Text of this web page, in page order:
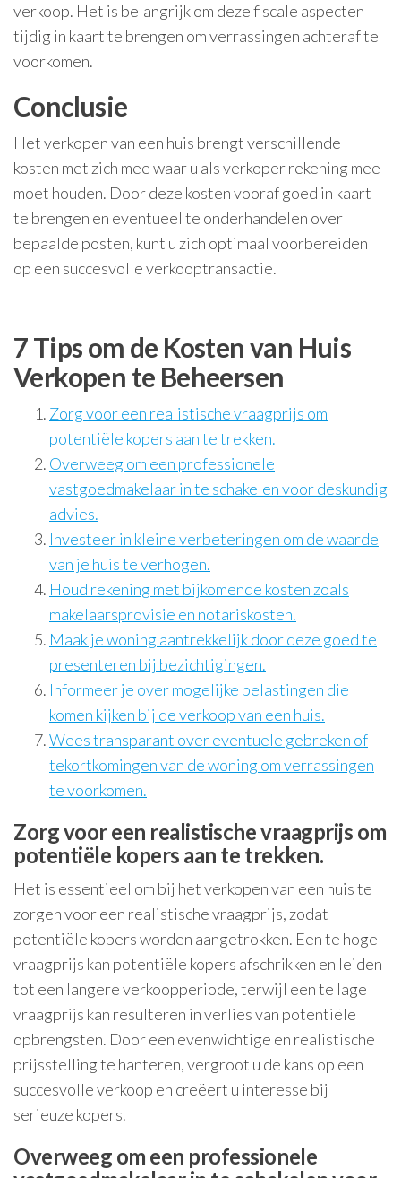
verkoop. Het is belangrijk om deze fiscale aspecten
tijdig in kaart te brengen om verrassingen achteraf te
voorkomen.
Conclusie
Het verkopen van een huis brengt verschillende
kosten met zich mee waar u als verkoper rekening mee
moet houden. Door deze kosten vooraf goed in kaart
te brengen en eventueel te onderhandelen over
bepaalde posten, kunt u zich optimaal voorbereiden
op een succesvolle verkooptransactie.
7 Tips om de Kosten van Huis
Verkopen te Beheersen
Zorg voor een realistische vraagprijs om
potentiële kopers aan te trekken.
Overweeg om een professionele
vastgoedmakelaar in te schakelen voor deskundig
advies.
Investeer in kleine verbeteringen om de waarde
van je huis te verhogen.
Houd rekening met bijkomende kosten zoals
makelaarsprovisie en notariskosten.
Maak je woning aantrekkelijk door deze goed te
presenteren bij bezichtigingen.
Informeer je over mogelijke belastingen die
komen kijken bij de verkoop van een huis.
Wees transparant over eventuele gebreken of
tekortkomingen van de woning om verrassingen
te voorkomen.
Zorg voor een realistische vraagprijs om
potentiële kopers aan te trekken.
Het is essentieel om bij het verkopen van een huis te
zorgen voor een realistische vraagprijs, zodat
potentiële kopers worden aangetrokken. Een te hoge
vraagprijs kan potentiële kopers afschrikken en leiden
tot een langere verkoopperiode, terwijl een te lage
vraagprijs kan resulteren in verlies van potentiële
opbrengsten. Door een evenwichtige en realistische
prijsstelling te hanteren, vergroot u de kans op een
succesvolle verkoop en creëert u interesse bij
serieuze kopers.
Overweeg om een professionele